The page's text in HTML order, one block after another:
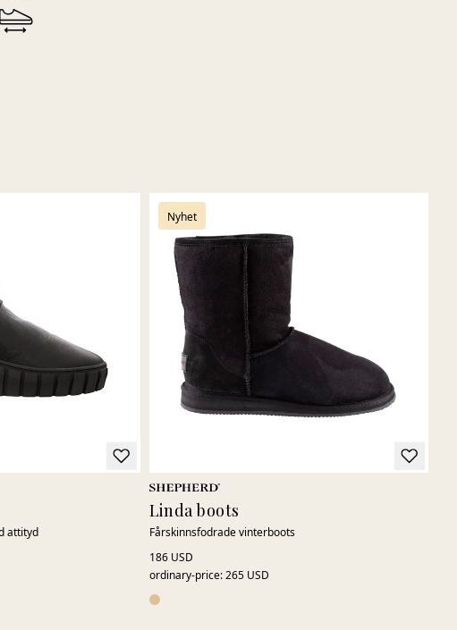
attityd
Nyhet
Linda boots
Fårskinnsfodrade vinterboots
186 USD
ordinary-price:265 USD